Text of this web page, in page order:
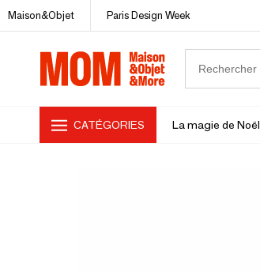
Maison&Objet Paris Design Week
CATÉGORIES La magie de Noël